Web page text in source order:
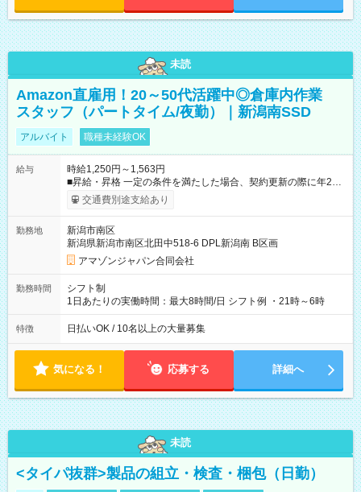
未読
Amazon直雇用！20～50代活躍中◎倉庫内作業
スタッフ（パートタイム/夜勤）｜新潟南SSD
アルバイト 職種未経験OK
給与
時給1,250円～1,563円
■昇給・昇格 一定の条件を満たした場合、契約更新の際に年2回
まで昇給の機会があります。 ■正社員登用制度あり ※月末締/翌
月25日支払い ※時間外手当、別途支給 ※深夜割増賃金 (22:00～
☆Amazon直雇用で安定して働けます！ 【試用期間】試用期間
あり 試用期間の長さ：1週間 雇用形態、給与は本採用時と同じ
です。
交通費別途支給あり
勤務地
新潟市南区
新潟県新潟市南区北田中518-6 DPL新潟南 B区画
アマゾンジャパン合同会社
勤務時間
シフト制
1日あたりの実働時間：最大8時間/日 シフト例 ・21時～6時
特徴 日払いOK / 10名以上の大量募集
気になる！ 応募する 詳細へ
未読
<タイパ抜群>製品の組立・検査・梱包（日勤）